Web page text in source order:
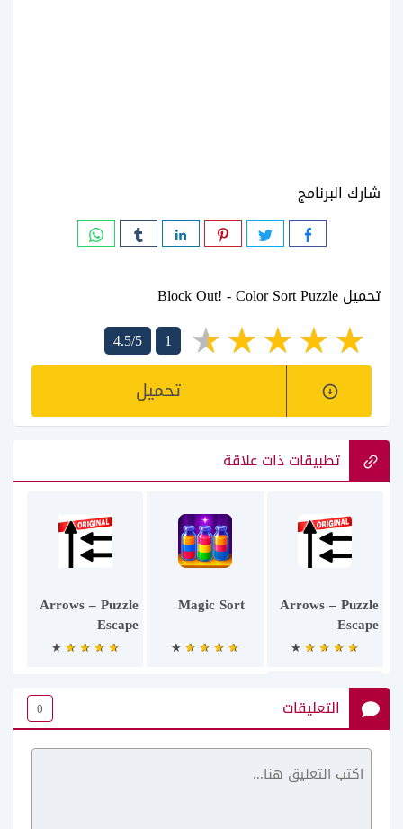
شارك البرنامج
تحميل Block Out! - Color Sort Puzzle
4.5/5
1
تحميل
تطبيقات ذات علاقة
Arrows – Puzzle
Escape
Magic Sort
Arrows – Puzzle
Escape
Puzzle Kids
التعليقات 0